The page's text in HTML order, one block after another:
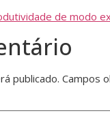
de modo
publicado. Campos